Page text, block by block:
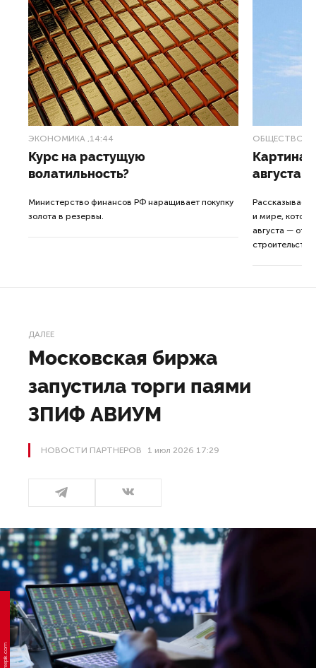
ЭКОНОМИКА ,14:44
Курс на растущую
волатильность?
Министерство финансов РФ наращивает покупку
золота в резервы.
ОБЩЕСТВО
Картина
августа
Рассказываем
и мире,
августа — от
ДАЛЕЕ
Московская биржа
запустила торги паями
ЗПИФ АВИУМ
НОВОСТИ ПАРТНЕРОВ 1 июл 2026 17:29